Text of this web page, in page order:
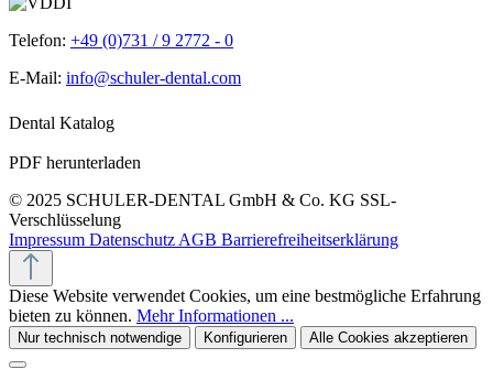
Telefon: +49 (0)731 / 9 2772 - 0
E-Mail: info@schuler-dental.com
Dental Katalog
PDF herunterladen
© 2025 SCHULER-DENTAL GmbH & Co. KG SSL-
Verschlüsselung
Impressum Datenschutz AGB Barrierefreiheitserklärung
Diese Website verwendet Cookies, um eine bestmögliche Erfahrung
bieten zu können. Mehr Informationen ...
Nur technisch notwendige Konfigurieren Alle Cookies akzeptieren